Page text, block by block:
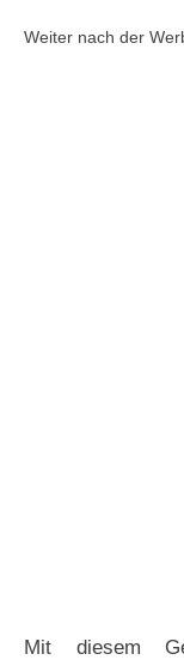
Weiter nach der
Mit diesem